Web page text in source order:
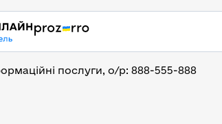
послуги, о/р: 888-555-888
послуги, о/р: